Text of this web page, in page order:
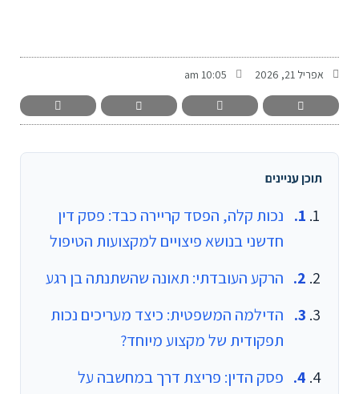
אפריל 21, 2026 10:05 am
תוכן עניינים
נכות קלה, הפסד קריירה כבד: פסק דין
חדשני בנושא פיצויים למקצועות הטיפול
הרקע העובדתי: תאונה שהשתנתה בן רגע
הדילמה המשפטית: כיצד מעריכים נכות
תפקודית של מקצוע מיוחד?
פסק הדין: פריצת דרך במחשבה על